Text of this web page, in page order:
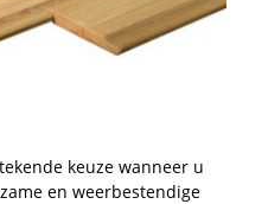
keuze wanneer u
en weerbestendige